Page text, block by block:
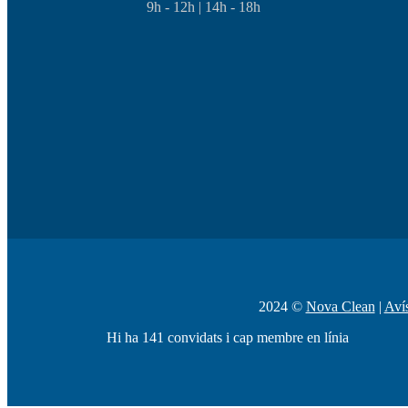
9h - 12h | 14h - 18h
2024 © Nova Clean|
Hi ha 141 convidats i cap membre en línia